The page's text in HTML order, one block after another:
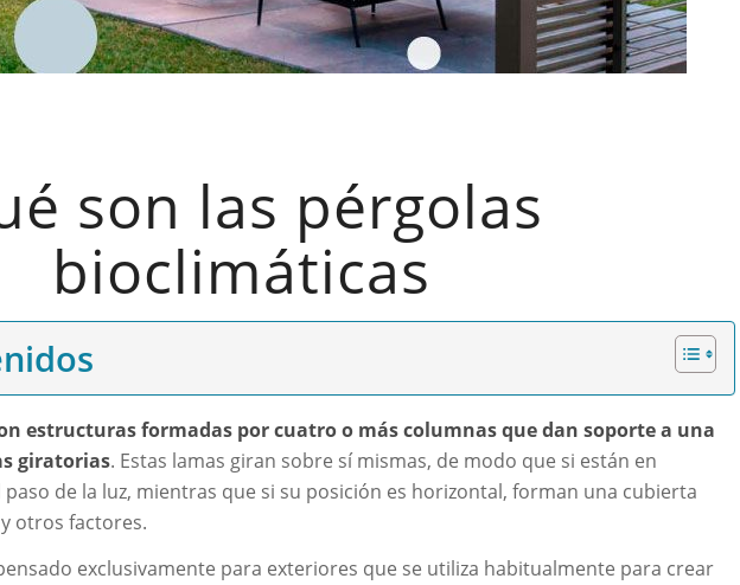
son las pérgolas
bioclimáticas
estructuras formadas por cuatro o más columnas que dan soporte a una
giratorias. Estas lamas giran sobre sí mismas, de modo que si están en
de la luz, mientras que si su posición es horizontal, forman una cubierta
otros factores.
exclusivamente para exteriores que se utiliza habitualmente para crear